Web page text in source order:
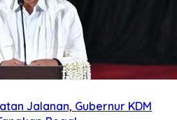
Jalanan, Gubernur KDM